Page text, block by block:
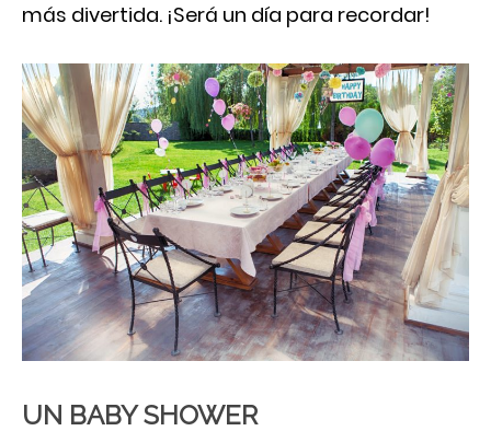
más divertida. ¡Será un día para recordar!
UN BABY SHOWER